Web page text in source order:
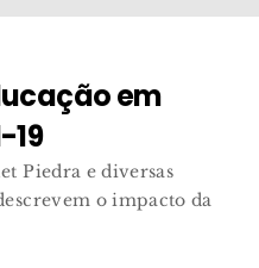
em
19
Piedra e diversas
o impacto da